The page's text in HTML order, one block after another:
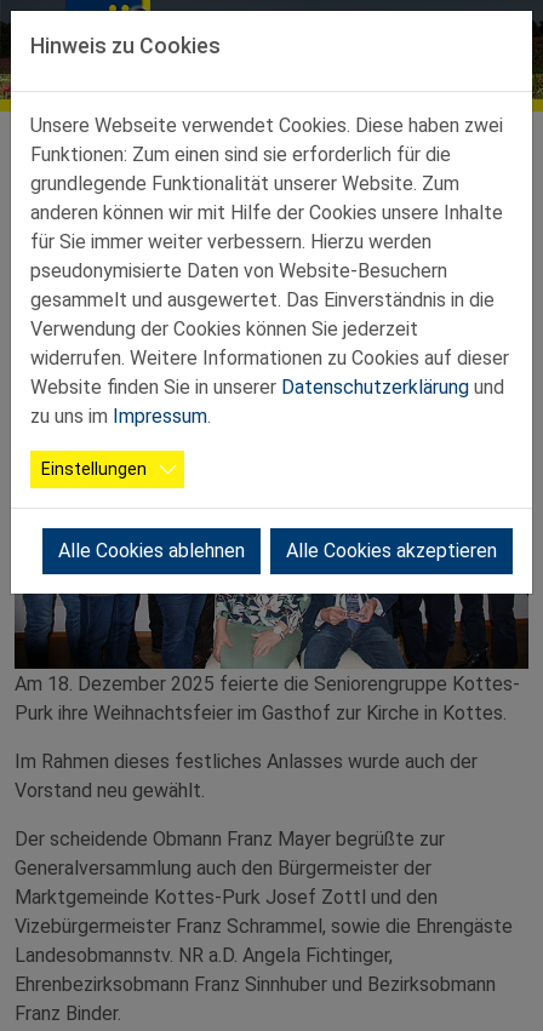
Direkt zur Hauptnavigation springen
Direkt zum Inhalt springen
Ortsgruppen
Kottes-Purk
Vorstand -- Website der Vereine bei der Gemeinde
Neuwahl 18.12.2025
Am 18. Dezember 2025 feierte die Seniorengruppe Kottes-
Purk ihre Weihnachtsfeier im Gasthof zur Kirche in Kottes.
Im Rahmen dieses festliches Anlasses wurde auch der
Vorstand neu gewählt.
Der scheidende Obmann Franz Mayer begrüßte zur
Generalversammlung auch den Bürgermeister der
Marktgemeinde Kottes-Purk Josef Zottl und den
Vizebürgermeister Franz Schrammel, sowie die Ehrengäste
Landesobmannstv. NR a.D. Angela Fichtinger,
Ehrenbezirksobmann Franz Sinnhuber und Bezirksobmann
Franz Binder.
Hinweis zu Cookies
Unsere Webseite verwendet Cookies. Diese haben zwei
Funktionen: Zum einen sind sie erforderlich für die
grundlegende Funktionalität unserer Website. Zum
anderen können wir mit Hilfe der Cookies unsere Inhalte
für Sie immer weiter verbessern. Hierzu werden
pseudonymisierte Daten von Website-Besuchern
gesammelt und ausgewertet. Das Einverständnis in die
Verwendung der Cookies können Sie jederzeit
widerrufen. Weitere Informationen zu Cookies auf dieser
Website finden Sie in unserer Datenschutzerklärung und
zu uns im Impressum.
Einstellungen
Alle Cookies ablehnen Alle Cookies akzeptieren